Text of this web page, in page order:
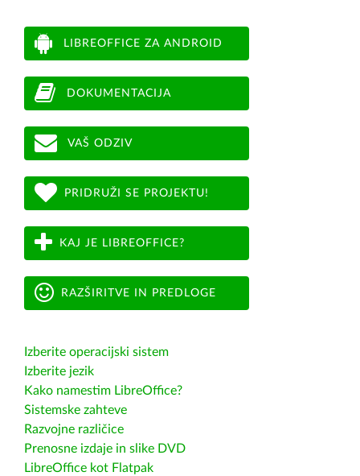
LIBREOFFICE ZA ANDROID
DOKUMENTACIJA
VAŠ ODZIV
PRIDRUŽI SE PROJEKTU!
KAJ JE LIBREOFFICE?
RAZŠIRITVE IN PREDLOGE
Izberite operacijski sistem
Izberite jezik
Kako namestim LibreOffice?
Sistemske zahteve
Razvojne različice
Prenosne izdaje in slike DVD
LibreOffice kot Flatpak